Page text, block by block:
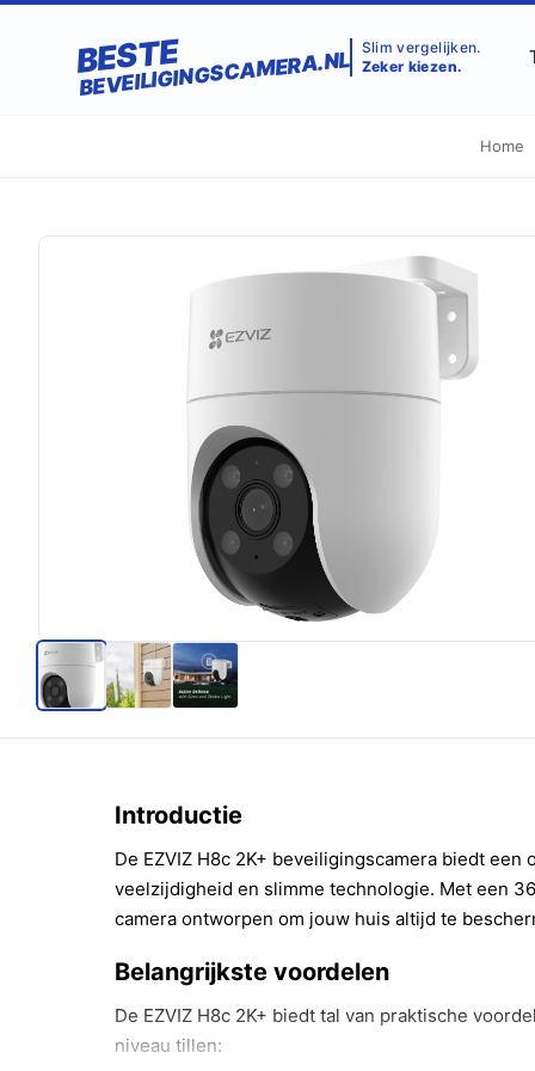
BESTE
BEVEILIGINGSCAMERA.NL Slim vergelijken.
Zeker kiezen.
Home
Introductie
De EZVIZ H8c 2K+ beveiligingscamera biedt
veelzijdigheid en slimme technologie. Met een
camera ontworpen om jouw huis altijd te
Belangrijkste voordelen
De EZVIZ H8c 2K+ biedt tal van praktische
niveau tillen: